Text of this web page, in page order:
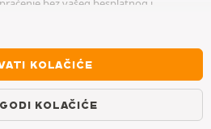
bez vašeg besplatnog i
šest mjeseci. Svoj pristanak možete
stranice posvećenekolačićima i
. Možete odabrati pregledavanje bez
ili drugih elemenata za praćenje.
pristupanje uslugama AD TYRES. Za
posvećenu kolačićima i drugim
KOLAČIĆE
KOLAČIĆE